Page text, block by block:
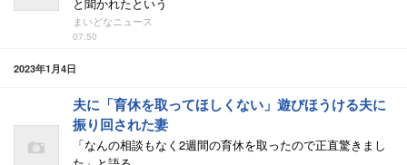
まいどなニュース
07:50
2023年1月4日
夫に「育休を取ってほしくない」遊びほうける夫に
振り回された妻
「なんの相談もなく2週間の育休を取ったので正直驚きまし